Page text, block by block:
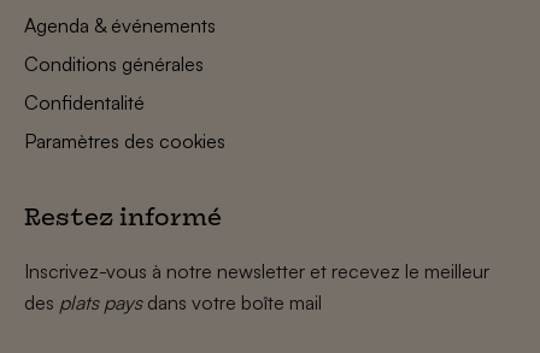
Agenda & événements
Conditions générales
Confidentalité
Paramètres des cookies
Restez informé
Inscrivez-vous à notre newsletter et recevez le meilleur
des plats paysdans votre boîte mail